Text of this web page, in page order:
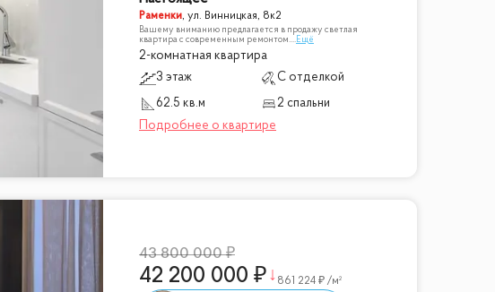
Раменки, ул. Винницкая, 8к2
Вашему вниманию предлагается в продажу светлая
квартира с современным ремонтом....Ещё
2-комнатная квартира
3 этаж
С отделкой
62.5 кв.м
2 спальни
43 800 000
42 200 000 861 224 /м²